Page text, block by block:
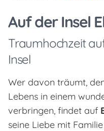
Auf der Insel
Traumhochzeit
Insel
Wer davon träumt,
Lebens in einem
verbringen, findet auf
seine Liebe mit